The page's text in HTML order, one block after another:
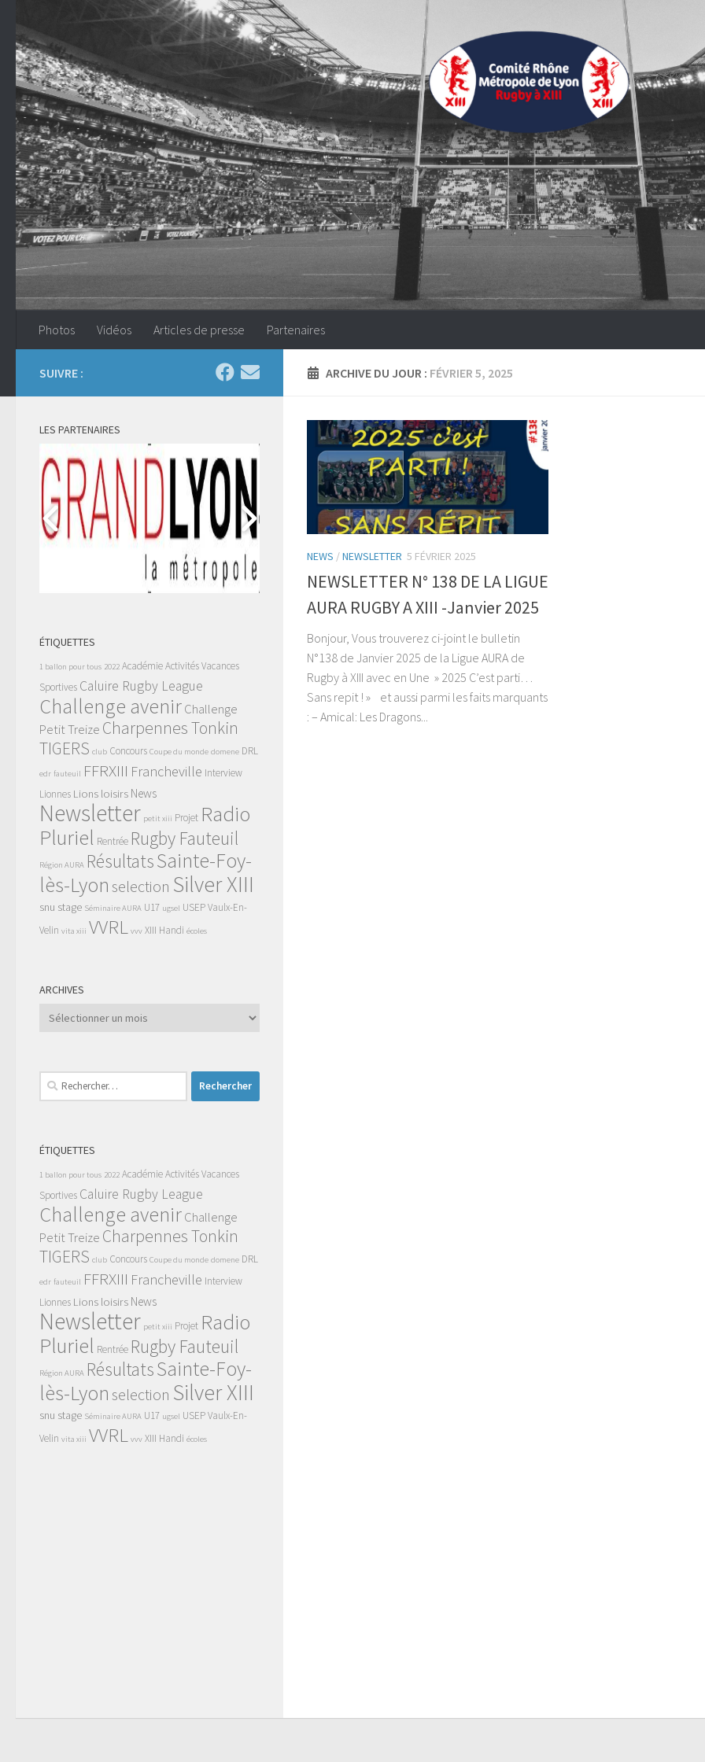
Skip to content
Photos Vidéos Articles de presse Partenaires
ARCHIVE DU JOUR : FÉVRIER 5, 2025
NEWS /NEWSLETTER 5 FÉVRIER 2025
NEWSLETTER N° 138 DE LA LIGUE
AURA RUGBY A XIII -Janvier 2025
Bonjour, Vous trouverez ci-joint le bulletin
N°138 de Janvier 2025 de la Ligue AURA de
Rugby à XIII avec en Une » 2025 C’est parti…
Sans repit ! » et aussi parmi les faits marquants
: – Amical: Les Dragons...
SUIVRE :
LES PARTENAIRES
ÉTIQUETTES
1 ballon pour tous 2022 AcadémieActivités Vacances
Sportives Caluire Rugby League
Challenge avenirChallenge
Petit Treize Charpennes Tonkin
TIGERS club Concours Coupe du monde domene DRL
edr fauteuil FFRXIII Francheville Interview
Lionnes Lions loisirs News
Newsletter petit xiii Projet Radio
Pluriel Rentrée Rugby Fauteuil
Région AURA RésultatsSainte-Foy-
lès-Lyon selection Silver XIII
snu stage Séminaire AURA U17 ugsel USEPVaulx-En-
Velin vita xiii VVRL vvv XIII Handi écoles
ARCHIVES
Archives
Rechercher :
ÉTIQUETTES
1 ballon pour tous 2022 AcadémieActivités Vacances
Sportives Caluire Rugby League
Challenge avenirChallenge
Petit Treize Charpennes Tonkin
TIGERS club Concours Coupe du monde domene DRL
edr fauteuil FFRXIII Francheville Interview
Lionnes Lions loisirs News
Newsletter petit xiii Projet Radio
Pluriel Rentrée Rugby Fauteuil
Région AURA RésultatsSainte-Foy-
lès-Lyon selection Silver XIII
snu stage Séminaire AURA U17 ugsel USEPVaulx-En-
Velin vita xiii VVRL vvv XIII Handi écoles